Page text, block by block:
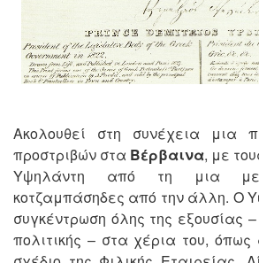
Ακολουθεί στη συνέχεια μια
προστριβών στα Βέρβαινα, με
Υψηλάντη από τη μια
κοτζαμπάσηδες από την άλλη. Ο
συγκέντρωση όλης της εξουσίας –
πολιτικής – στα χέρια του,